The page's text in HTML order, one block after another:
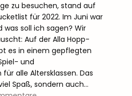
zu besuchen, stand auf
für 2022. Im Juni war
was soll ich sagen? Wir
Auf der Alla Hopp-
es in einem gepflegten
und
alle Altersklassen. Das
Spaß, sondern auch…